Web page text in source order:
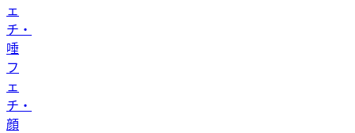
ェ
チ・
唾
フ
ェ
チ・
顔